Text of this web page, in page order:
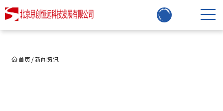
首页 / 新闻资讯